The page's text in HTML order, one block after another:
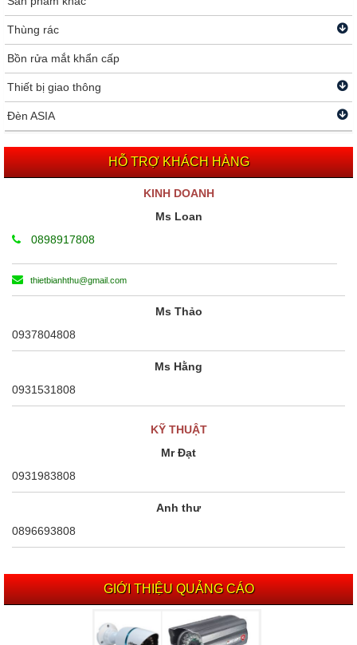
Thùng rác
Bồn rửa mắt khẩn cấp
Thiết bị giao thông
Đèn ASIA
HỖ TRỢ KHÁCH HÀNG
KINH DOANH
Ms Loan
0898917808
thietbianhthu@gmail.com
Ms Thảo
0937804808
Ms Hằng
0931531808
KỸ THUẬT
Mr Đạt
0931983808
Anh thư
0896693808
GIỚI THIỆU QUẢNG CÁO